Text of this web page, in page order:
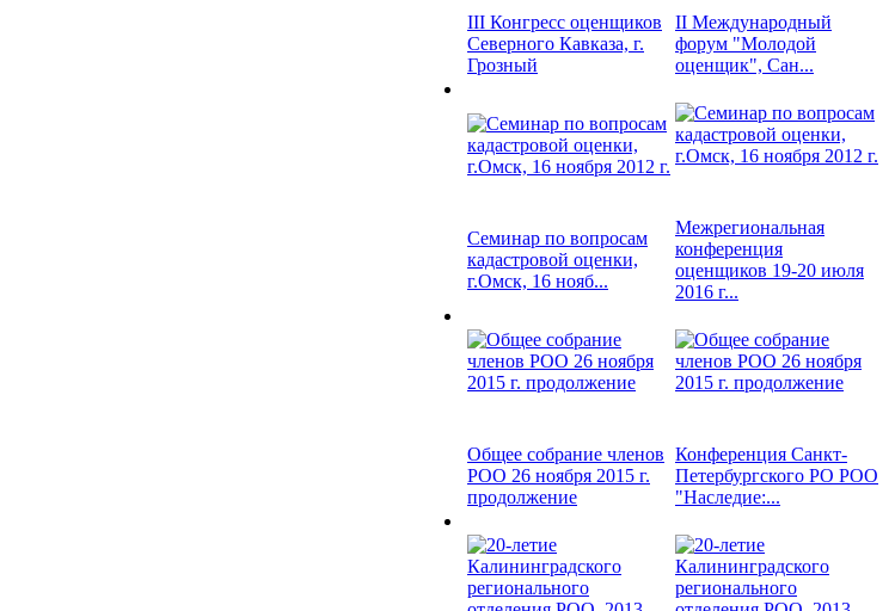
III Конгресс оценщиков
Северного Кавказа, г.
Грозный
II Международный
форум "Молодой
оценщик", Сан...
Семинар по вопросам
кадастровой оценки,
г.Омск, 16 нояб...
Межрегиональная
конференция
оценщиков 19-20 июля
2016 г...
Общее собрание членов
РОО 26 ноября 2015 г.
продолжение
Конференция Санкт-
Петербургского РО РОО
"Наследие:...